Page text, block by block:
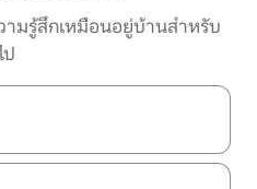
มรู้สึกเหมือนอยู่บ้านสำหรับ
ป
หรือปัด เพื่อสำรวจผลการค้นหา